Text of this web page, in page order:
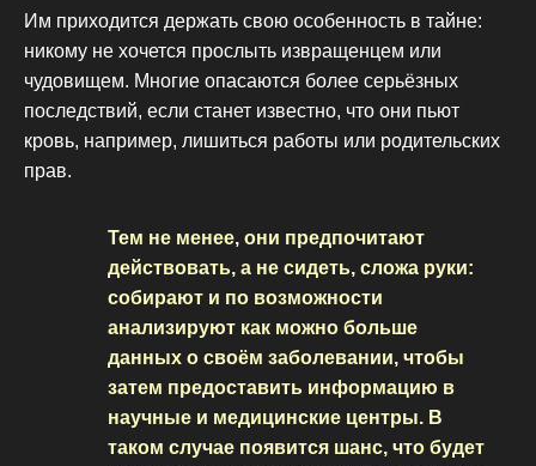
Им приходится держать свою особенность в тайне:
никому не хочется прослыть извращенцем или
чудовищем. Многие опасаются более серьёзных
последствий, если станет известно, что они пьют
кровь, например, лишиться работы или родительских
прав.
Тем не менее, они предпочитают
действовать, а не сидеть, сложа руки:
собирают и по возможности
анализируют как можно больше
данных о своём заболевании, чтобы
затем предоставить информацию в
научные и медицинские центры. В
таком случае появится шанс, что будет